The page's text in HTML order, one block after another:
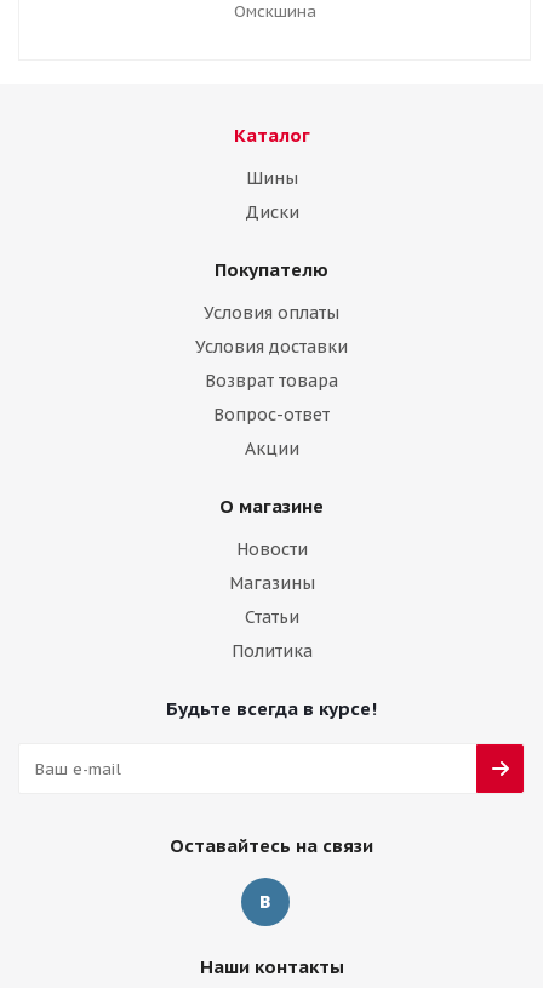
Омскшина
Каталог
Шины
Диски
Покупателю
Условия оплаты
Условия доставки
Возврат товара
Вопрос-ответ
Акции
О магазине
Новости
Магазины
Статьи
Политика
Будьте всегда в курсе!
Оставайтесь на связи
Наши контакты